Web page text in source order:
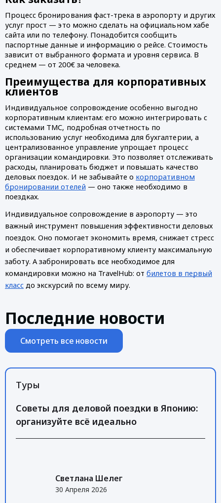
Процесс бронирования фаст-трека в аэропорту и других
услуг прост — это можно сделать на официальном хабе
сайта или по телефону. Понадобится сообщить
паспортные данные и информацию о рейсе. Стоимость
зависит от выбранного формата и уровня сервиса. В
среднем — от 200€ за человека.
Преимущества для корпоративных
клиентов
Индивидуальное сопровождение особенно выгодно
корпоративным клиентам: его можно интегрировать с
системами TMC, подробная отчетность по
использованию услуг необходима для бухгалтерии, а
централизованное управление упрощает процесс
организации командировки. Это позволяет отслеживать
расходы, планировать бюджет и повышать качество
деловых поездок. И не забывайте о корпоративном
бронировании отелей — оно также необходимо в
поездках.
Индивидуальное сопровождение в аэропорту — это
важный инструмент повышения эффективности деловых
поездок. Оно помогает экономить время, снижает стресс
и обеспечивает корпоративному клиенту максимальную
заботу. А забронировать все необходимое для
командировки можно на TravelHub: от билетов в первый
класс до экскурсий по всему миру.
Последние новости
Смотреть все новости
Туры
Советы для деловой поездки в Японию:
организуйте всё идеально
Светлана Шелег
30 Апреля 2026